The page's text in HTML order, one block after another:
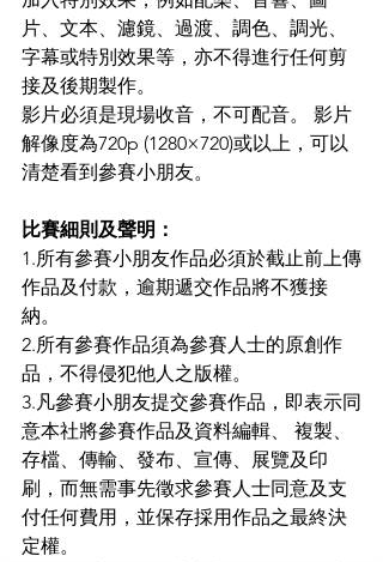
片、文本、濾鏡、過渡、調色、調光、
字幕或特別效果等，亦不得進行任何剪
接及後期製作。
影片必須是現場收音，不可配音。 影片
解像度為720p (1280×720)或以上，可以
清楚看到參賽小朋友。
比賽細則及聲明：
1.所有參賽小朋友作品必須於截止前上傳
作品及付款，逾期遞交作品將不獲接
納。
2.所有參賽作品須為參賽人士的原創作
品，不得侵犯他人之版權。
3.凡參賽小朋友提交參賽作品，即表示同
意本社將參賽作品及資料編輯、 複製、
存檔、傳輸、發布、宣傳、展覽及印
刷，而無需事先徵求參賽人士同意及支
付任何費用，並保存採用作品之最終決
定權。